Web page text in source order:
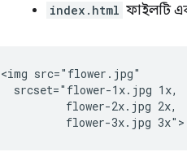
index.html ফাইলটি
<img src="flower.jpg"
  srcset="flower-1x.jpg 1x,
          flower-2x.jpg 2x,